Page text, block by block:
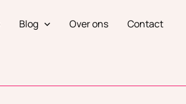
Blog Over ons Contact